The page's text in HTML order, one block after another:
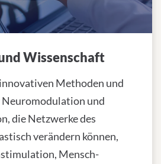
Wissenschaft
Methoden und
und
die Netzwerke des
verändern können,
Mensch-